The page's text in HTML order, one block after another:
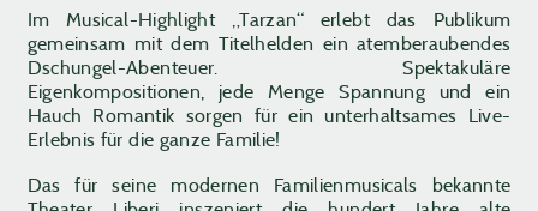
Im Musical-Highlight „Tarzan“ erlebt das Publikum
gemeinsam mit dem Titelhelden ein atemberaubendes
Dschungel-Abenteuer. Spektakuläre
Eigenkompositionen, jede Menge Spannung und ein
Hauch Romantik sorgen für ein unterhaltsames Live-
Erlebnis für die ganze Familie!
Das für seine modernen Familienmusicals bekannte